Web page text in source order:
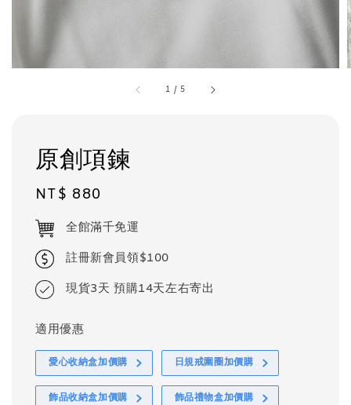
1 /5
原創項鍊
Regular
price
NT$ 880
全館滿千免運
註冊新會員領$100
現貨3天 預購14天左右寄出
適用優惠
愛心收納盒加價購 日規戒圍圈加價購
飾品收納盒加價購 飾品禮物盒加價購